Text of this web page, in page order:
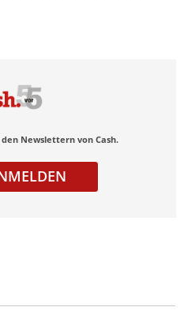
Newslettern von Cash.